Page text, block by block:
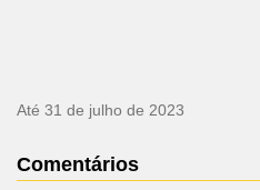
Até 31 de julho de 2023
Comentários